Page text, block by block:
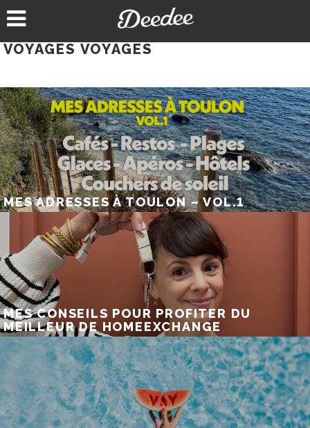
au
VOYAGES VOYAGES
MES ADRESSES À TOULON – VOL.1
MES CONSEILS POUR PROFITER DU
MEILLEUR DE HOMEEXCHANGE